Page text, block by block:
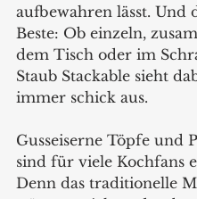
aufbewahren lässt. Und
Beste: Ob einzeln,
dem Tisch oder im
Staub Stackable sieht
immer schick aus.
Gusseiserne Töpfe und
sind für viele Kochfans
Denn das traditionelle